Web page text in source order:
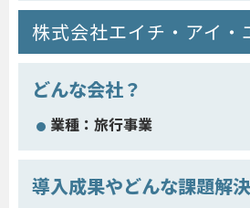
株式会社エイチ・アイ・
どんな会社？
業種：旅行事業
導入成果やどんな課題解